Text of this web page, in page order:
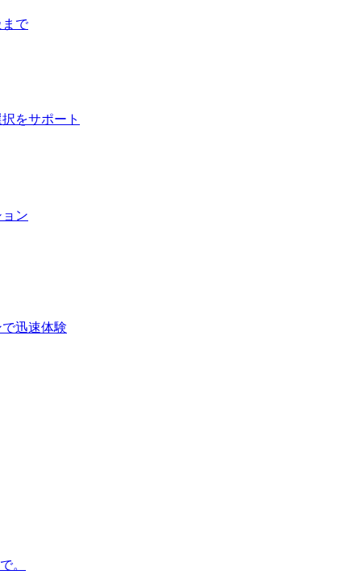
で
をサポート
ン
迅速体験
。